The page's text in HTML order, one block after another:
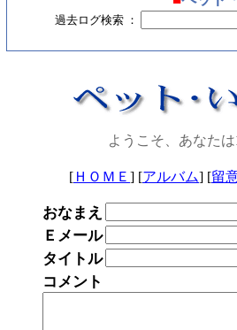
過去ログ検索 ：
ようこそ、あなたは
[ ＨＯＭＥ ] [アルバム] [留
おなまえ
Ｅメール
タイトル
コメント